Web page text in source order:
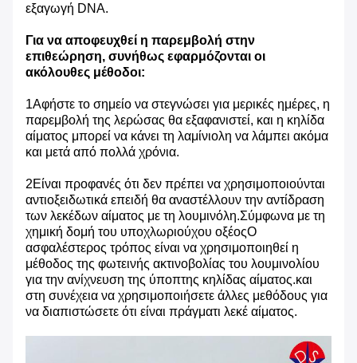
εξαγωγή DNA.
Για να αποφευχθεί η παρεμβολή στην
επιθεώρηση, συνήθως εφαρμόζονται οι
ακόλουθες μέθοδοι:
1Αφήστε το σημείο να στεγνώσει για μερικές ημέρες, η
παρεμβολή της λερώσας θα εξαφανιστεί, και η κηλίδα
αίματος μπορεί να κάνει τη λαμίνιολη να λάμπει ακόμα
και μετά από πολλά χρόνια.
2Είναι προφανές ότι δεν πρέπει να χρησιμοποιούνται
αντιοξειδωτικά επειδή θα αναστέλλουν την αντίδραση
των λεκέδων αίματος με τη λουμινόλη.Σύμφωνα με τη
χημική δομή του υποχλωριούχου οξέοςΟ
ασφαλέστερος τρόπος είναι να χρησιμοποιηθεί η
μέθοδος της φωτεινής ακτινοβολίας του λουμινολίου
για την ανίχνευση της ύποπτης κηλίδας αίματος.και
στη συνέχεια να χρησιμοποιήσετε άλλες μεθόδους για
να διαπιστώσετε ότι είναι πράγματι λεκέ αίματος.